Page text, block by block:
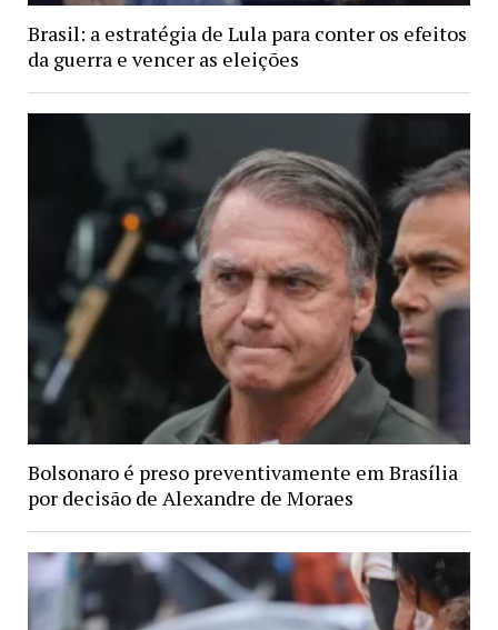
Brasil: a estratégia de Lula para conter os efeitos
da guerra e vencer as eleições
Bolsonaro é preso preventivamente em Brasília
por decisão de Alexandre de Moraes